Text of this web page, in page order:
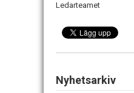
Ledarteamet
Nyhetsarkiv